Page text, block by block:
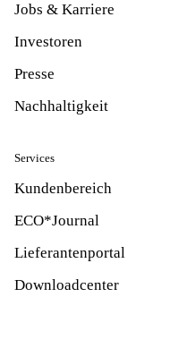
Jobs & Karriere
Investoren
Presse
Nachhaltigkeit
Services
Kundenbereich
ECO*Journal
Lieferantenportal
Downloadcenter